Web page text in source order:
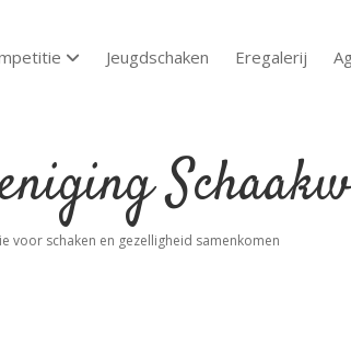
open dropdown menu
Jeugdschaken Eregalerij
voor schaken en gezelligheid samenkomen